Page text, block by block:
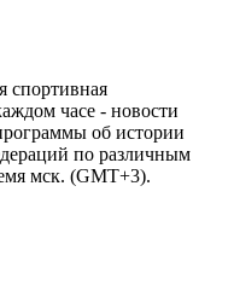
спортивная
часе - новости
об истории
по различным
мск. (GMT+3).